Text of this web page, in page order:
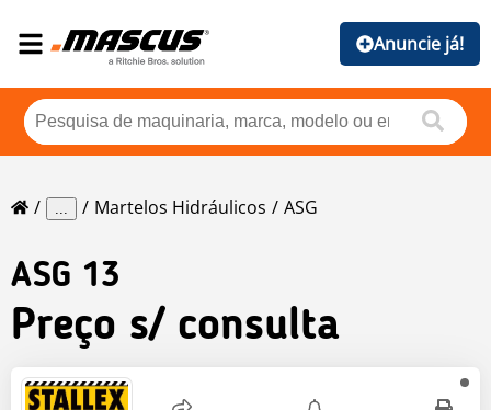
Anuncie já!
... Martelos Hidráulicos ASG
ASG 13
Preço s/ consulta